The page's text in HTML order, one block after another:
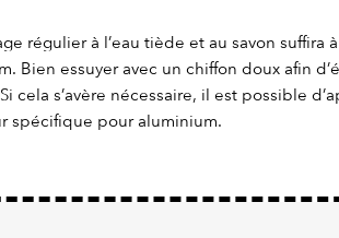
régulier à l’eau tiède et au savon suffira
Bien essuyer avec un chiffon doux afin
cela s’avère nécessaire, il est possible
spécifique pour aluminium.